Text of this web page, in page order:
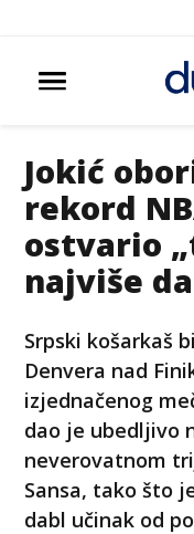
Jokić
rekord
ostvario
najviše
Srpski košarkaš
Denvera nad
izjednačenog
dao je ubedljivo
neverovatnom
Sansa, tako što
dabl učinak od